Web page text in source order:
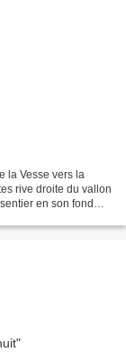
la Vesse vers la
rive droite du vallon
en son fond